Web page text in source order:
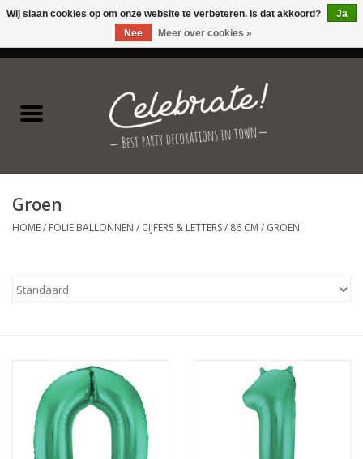
Latex ballonnen
Folie ballonnen
Verjaardag thema's
Cadeaus
Schmink&beauty
Groen
HOME/ FOLIE BALLONNEN / CIJFERS & LETTERS/ 86 CM / GROEN
Wij slaan cookies op om onze website te verbeteren. Is dat akkoord?
Ja
Nee
Meer over cookies »